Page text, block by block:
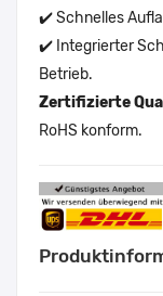
✔️ Schnelles
✔️ Integrierter
Betrieb.
Zertifizierte
RoHS konform.